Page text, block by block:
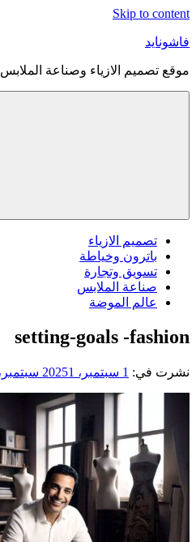
Skip to content
فاشونايد
موقع تصميم الازياء وصناعة الملابس
تصميم الازياء
باترون وخياطة
تسويق وتجارة
صناعة الملابس
عالم الموضة
setting-goals -fashion
نشرت في: 1 سبتمبر، 2025 1 سبتمبر، 2025